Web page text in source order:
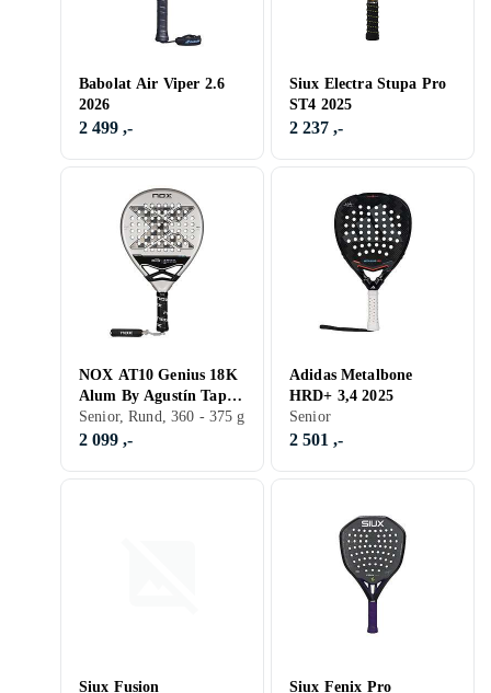
Babolat Air Viper 2.6
2026
2 499 ,-
Siux Electra Stupa Pro
ST4 2025
2 237 ,-
NOX AT10 Genius 18K
Alum By Agustín Tapia
2024
Senior, Rund, 360 - 375 g
2 099 ,-
Adidas Metalbone
HRD+ 3,4 2025
Senior
2 501 ,-
Siux Fusion Siux Fenix Pro